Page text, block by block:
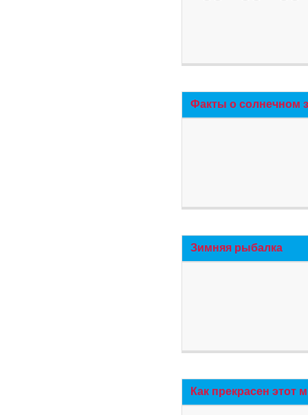
Факты о солнечном
Зимняя рыбалка
Как прекрасен этот